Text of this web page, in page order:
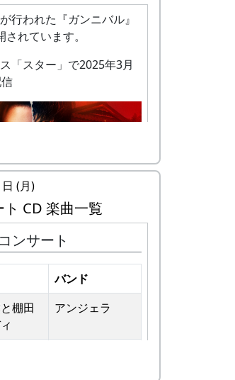
ドが若い頃連続出場を果
コンサート」は、フォー
の“坂庭省悟さん”を始め
る中、毎年優秀バンドが
田のうた ～ふるさと加
場した年、“２位”に入る
。賞品は何と！「地元産
した。
山積みの卵の箱を受け取
ーで分けて持って帰ろう
バンドに目茶苦茶うらや
覚えています。
行われた『ガンニバル』
れています。
「スター」で2025年3月
(月)
CD 楽曲一覧
ンサート
バンド
棚⽥
アンジェラ
なで